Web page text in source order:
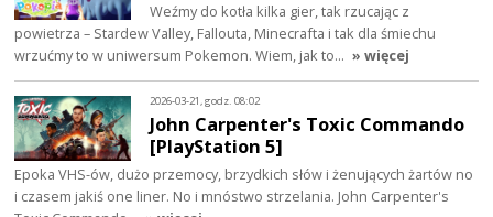
Weźmy do kotła kilka gier, tak rzucając z
powietrza – Stardew Valley, Fallouta, Minecrafta i tak dla śmiechu
wrzućmy to w uniwersum Pokemon. Wiem, jak to… » więcej
2026-03-21, godz. 08:02
John Carpenter's Toxic Commando
[PlayStation 5]
Epoka VHS-ów, dużo przemocy, brzydkich słów i żenujących żartów no
i czasem jakiś one liner. No i mnóstwo strzelania. John Carpenter's